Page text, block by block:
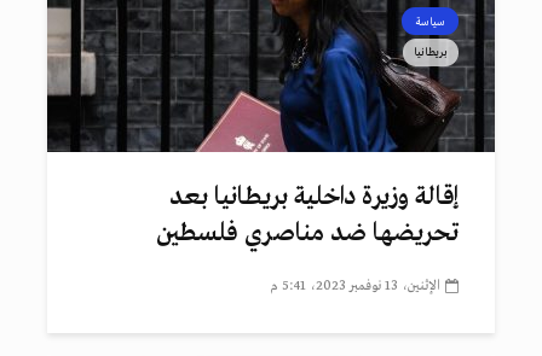
سياسة
بريطانيا
إقالة وزيرة داخلية بريطانيا بعد
تحريضها ضد مناصري فلسطين
الإثنين، 13 نوفمبر 2023، 5:41 م